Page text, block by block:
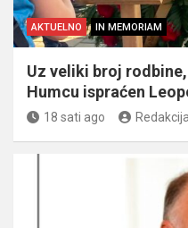
AKTUELNO IN MEMORIAM
Uz veliki broj
Humcu ispraćen
18 sati ago Redakcija